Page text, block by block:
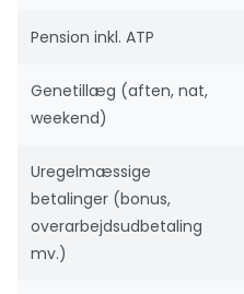
Pension inkl. ATP
Genetillæg (aften, nat,
weekend)
Uregelmæssige
betalinger (bonus,
overarbejdsudbetaling
mv.)